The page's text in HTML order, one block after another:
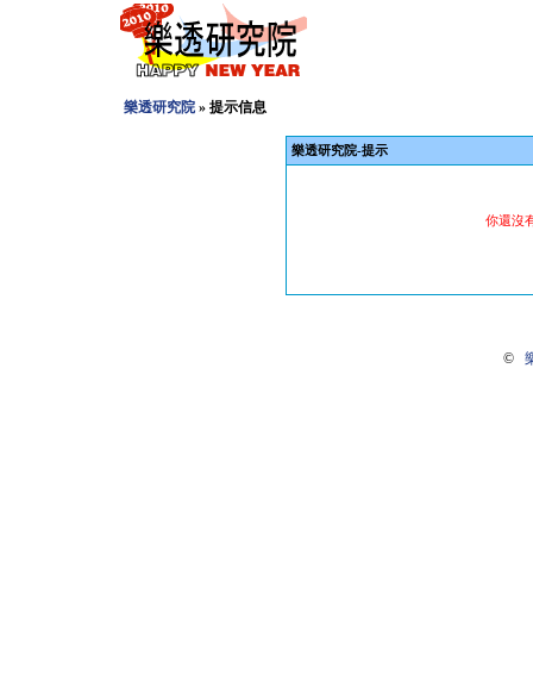
樂透研究院» 提示信息
樂透研究院-提示
你還沒
©